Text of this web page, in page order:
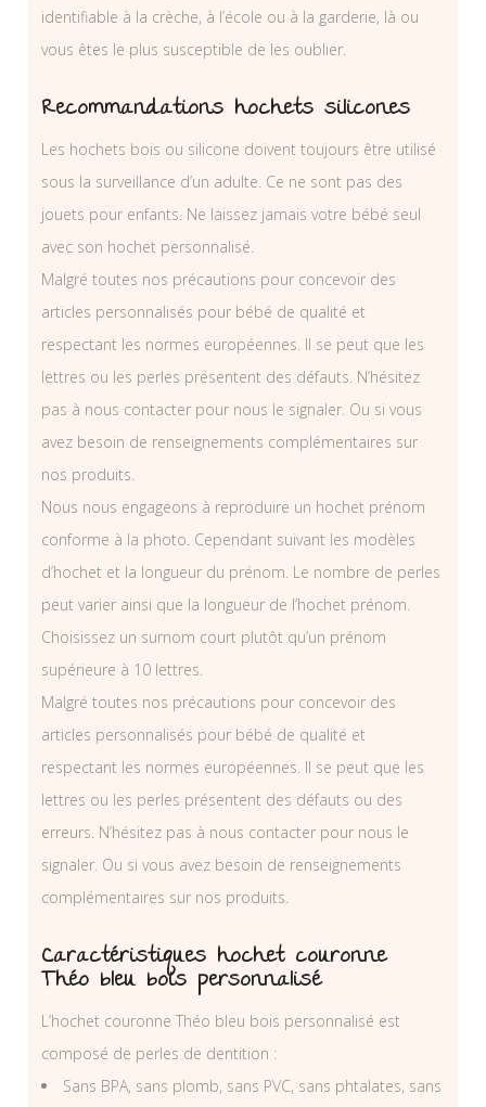
identifiable à la crèche, à l’école ou à la garderie, là ou
vous êtes le plus susceptible de les oublier.
Recommandations hochets silicones
Les hochets bois ou silicone doivent toujours être utilisé
sous la surveillance d’un adulte. Ce ne sont pas des
jouets pour enfants. Ne laissez jamais votre bébé seul
avec son hochet personnalisé.
Malgré toutes nos précautions pour concevoir des
articles personnalisés pour bébé de qualité et
respectant les normes européennes. Il se peut que les
lettres ou les perles présentent des défauts. N’hésitez
pas à nous contacter pour nous le signaler. Ou si vous
avez besoin de renseignements complémentaires sur
nos produits.
Nous nous engageons à reproduire un hochet prénom
conforme à la photo. Cependant suivant les modèles
d’hochet et la longueur du prénom. Le nombre de perles
peut varier ainsi que la longueur de l’hochet prénom.
Choisissez un surnom court plutôt qu’un prénom
supérieure à 10 lettres.
Malgré toutes nos précautions pour concevoir des
articles personnalisés pour bébé de qualité et
respectant les normes européennes. Il se peut que les
lettres ou les perles présentent des défauts ou des
erreurs. N’hésitez pas à nous contacter pour nous le
signaler. Ou si vous avez besoin de renseignements
complémentaires sur nos produits.
Caractéristiques hochet couronne
Théo bleu bois personnalisé
L’hochet couronne Théo bleu bois personnalisé est
composé de perles de dentition :
Sans BPA, sans plomb, sans PVC, sans phtalates, sans